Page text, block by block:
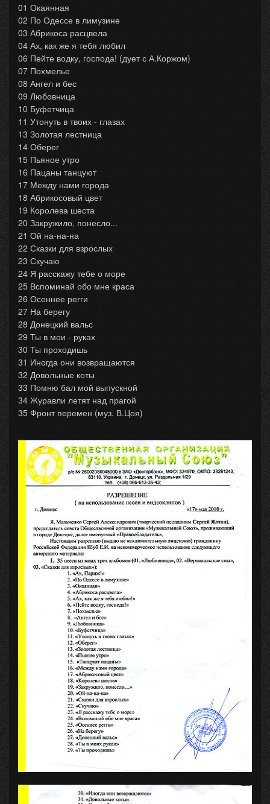
01 Окаянная
02 По Одессе в лимузине
03 Абрикоса расцвела
04 Ах, как же я тебя любил
06 Пейте водку, господа! (дует с А.Коржом)
07 Похмелье
08 Ангел и бес
09 Любовница
10 Буфетчица
11 Утонуть в твоих - глазах
13 Золотая лестница
14 Оберег
15 Пьяное утро
16 Пацаны танцуют
17 Между нами города
18 Абрикосовый цвет
19 Королева шеста
20 Закружило, понесло...
21 Ой на-на-на
22 Сказки для взрослых
23 Скучаю
24 Я расскажу тебе о море
25 Вспоминай обо мне краса
26 Осеннее регги
27 На берегу
28 Донецкий вальс
29 Ты в мои - руках
30 Ты проходишь
31 Иногда они возвращаются
32 Довольные коты
33 Помню бал мой выпускной
34 Журавли летят над прагой
35 Фронт перемен (муз. В.Цоя)